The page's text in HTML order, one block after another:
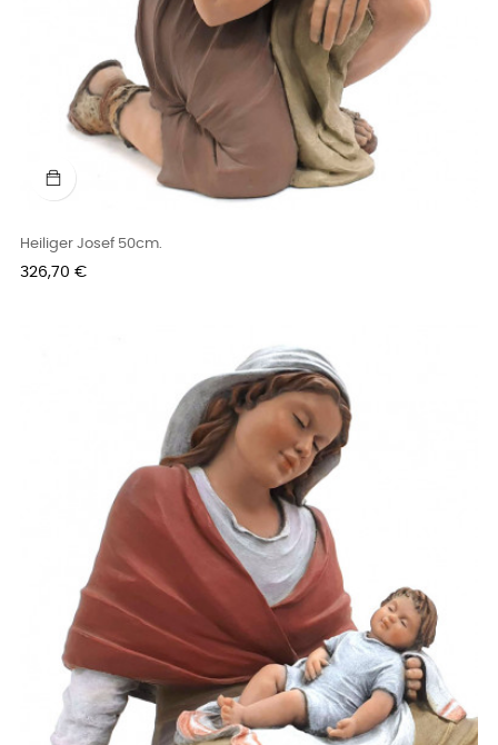
Heiliger Josef 50cm.
Preis
326,70 €